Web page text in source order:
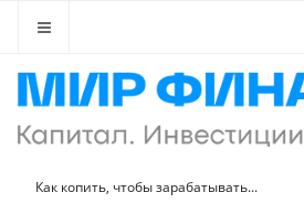
Как копить, чтобы зарабатывать...